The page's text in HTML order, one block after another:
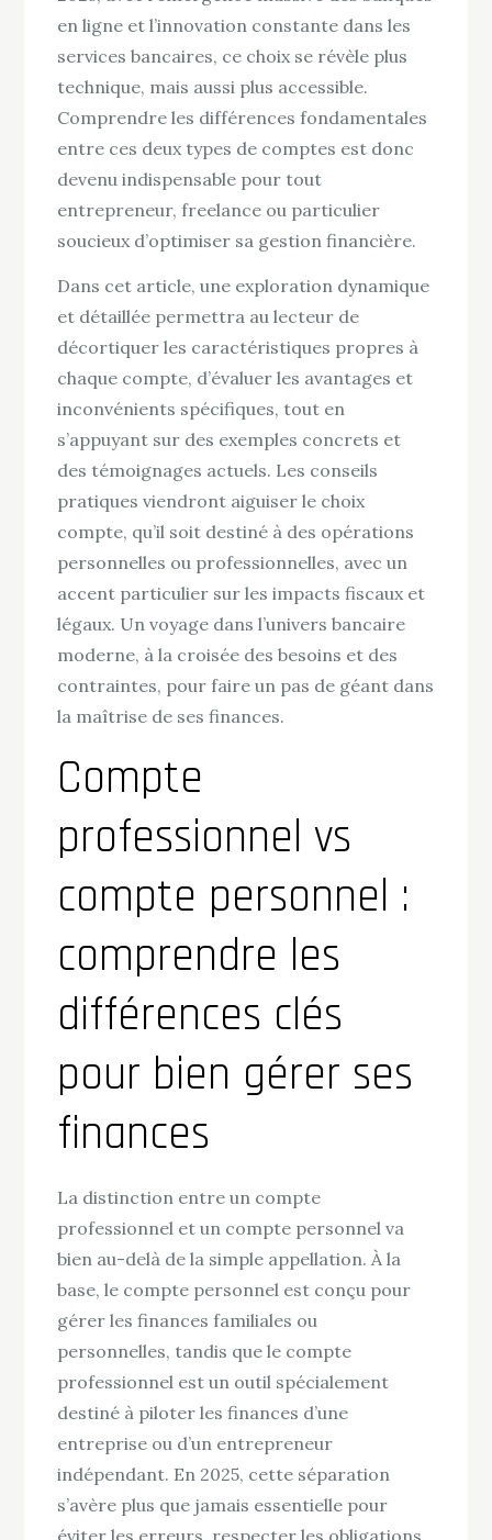
en ligne et l’innovation constante dans les
services bancaires, ce choix se révèle plus
technique, mais aussi plus accessible.
Comprendre les différences fondamentales
entre ces deux types de comptes est donc
devenu indispensable pour tout
entrepreneur, freelance ou particulier
soucieux d’optimiser sa gestion financière.
Dans cet article, une exploration dynamique
et détaillée permettra au lecteur de
décortiquer les caractéristiques propres à
chaque compte, d’évaluer les avantages et
inconvénients spécifiques, tout en
s’appuyant sur des exemples concrets et
des témoignages actuels. Les conseils
pratiques viendront aiguiser le choix
compte, qu’il soit destiné à des opérations
personnelles ou professionnelles, avec un
accent particulier sur les impacts fiscaux et
légaux. Un voyage dans l’univers bancaire
moderne, à la croisée des besoins et des
contraintes, pour faire un pas de géant dans
la maîtrise de ses finances.
Compte
professionnel vs
compte personnel :
comprendre les
différences clés
pour bien gérer ses
finances
La distinction entre un compte
professionnel et un compte personnel va
bien au-delà de la simple appellation. À la
base, le compte personnel est conçu pour
gérer les finances familiales ou
personnelles, tandis que le compte
professionnel est un outil spécialement
destiné à piloter les finances d’une
entreprise ou d’un entrepreneur
indépendant. En 2025, cette séparation
s’avère plus que jamais essentielle pour
éviter les erreurs, respecter les obligations